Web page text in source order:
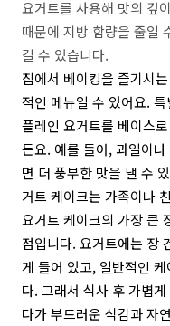
요거트를 사용해 맛의 깊
때문에 지방 함량을 줄일
길 수 있습니다.
집에서 베이킹을 즐기시
적인 메뉴일 수 있어요.
플레인 요거트를 베이스
든요. 예를 들어, 과일이
면 더 풍부한 맛을 낼 수
거트 케이크는 가족이나
요거트 케이크의 가장 큰
점입니다. 요거트에는 장
게 들어 있고, 일반적인
다. 그래서 식사 후 가볍
다가 부드러운 식감과 자